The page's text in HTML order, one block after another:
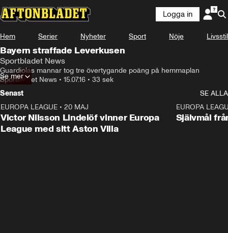
Logga in
Hem Serier Nyheter Sport Nöje Livsstil
Bayern straffade Leverkusen
Sportbladet News
Guardiolas mannar tog tre övertygande poäng på hemmaplan
Sportbladet News • 15.07.16 • 33 sek
Se mer
Senast
SE ALLA
EUROPA LEAGUE • 20 MAJ
Victor Nilsson Lindelöf vinner Europa
League med sitt Aston Villa
EUROPA
Självmål